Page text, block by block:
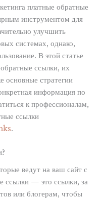
платные обратные
инструментом для
улучшить
системах, однако,
В этой статье
ссылки, их
основные стратегии
информация по
к профессионалам,
ссылки
.
ведут на ваш сайт с
ссылки — это ссылки, за
или блогерам, чтобы